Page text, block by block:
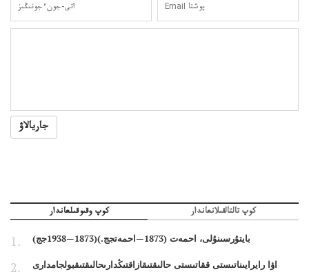
جاريالاۋ
كوپ وقىوقىلعاندار كوپ تالتالقىلانعاندار
بايتۇرسىنۇلى، احمەت (1873—احمەتجج.)(1873—1938جج)
اۋا رايرايىناتىستى ققاتىستى حالىقتىقازاقتىڭدارىحالىقتىقبولجامدارى